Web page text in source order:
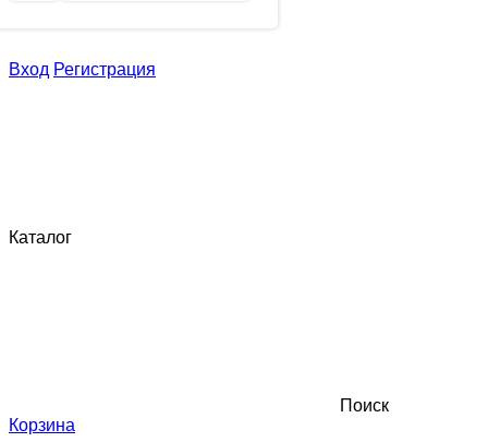
Вход Регистрация
Каталог
Поиск
Корзина